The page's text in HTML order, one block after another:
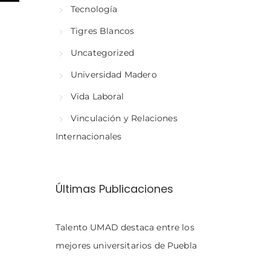
Tecnología
Tigres Blancos
Uncategorized
Universidad Madero
Vida Laboral
Vinculación y Relaciones
Internacionales
Últimas Publicaciones
Talento UMAD destaca entre los
mejores universitarios de Puebla